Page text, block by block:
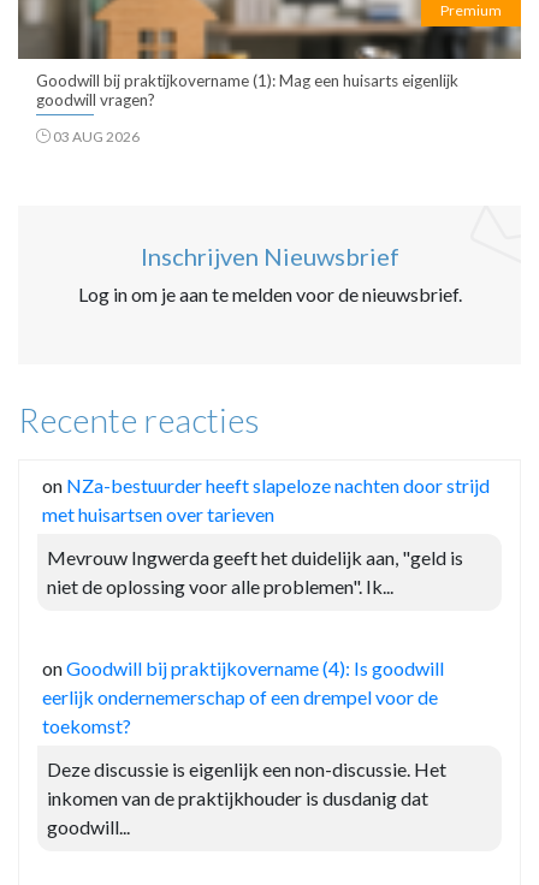
Premium
Goodwill bij praktijkovername (1): Mag een huisarts eigenlijk
goodwill vragen?
03 AUG 2026
Inschrijven Nieuwsbrief
Log in om je aan te melden voor de nieuwsbrief.
Recente reacties
on NZa-bestuurder heeft slapeloze nachten door strijd
met huisartsen over tarieven
Mevrouw Ingwerda geeft het duidelijk aan, "geld is
niet de oplossing voor alle problemen". Ik...
onGoodwill bij praktijkovername (4): Is goodwill
eerlijk ondernemerschap of een drempel voor de
toekomst?
Deze discussie is eigenlijk een non-discussie. Het
inkomen van de praktijkhouder is dusdanig dat
goodwill...